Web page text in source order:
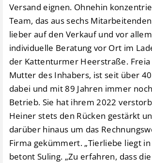
Versand eignen. Ohnehin
Team, das aus sechs
lieber auf den Verkauf und vor
individuelle Beratung vor Ort im
der Kattenturmer Heerstraße. Freia
Mutter des Inhabers, ist seit über
dabei und mit 89 Jahren immer
Betrieb. Sie hat ihrem 2022
Heiner stets den Rücken gestärkt
darüber hinaus um das
Firma gekümmert. „Tierliebe liegt in
betont Suling. „Zu erfahren, dass